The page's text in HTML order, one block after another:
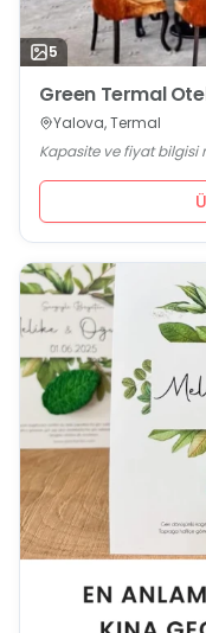
5
Green Termal
Yalova, Termal
Kapasite ve fiyat bilgisi